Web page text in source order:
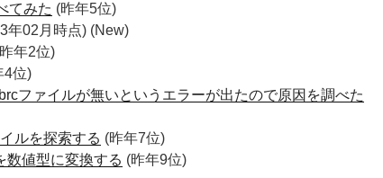
てみた (昨年5位)
年02月時点) (New)
年2位)
4位)
ファイルが無いというエラーが出たので原因を調べた
ルを探索する (昨年7位)
数値型に変換する (昨年9位)